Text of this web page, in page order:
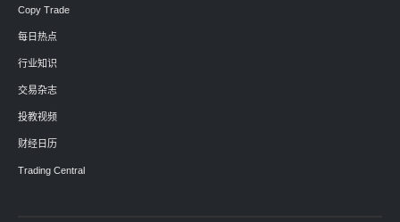
Copy Trade
每日热点
行业知识
交易杂志
投教视频
财经日历
Trading Central